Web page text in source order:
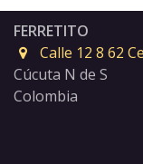
FERRETITO
Calle 12 8 62
Cúcuta N de S
Colombia